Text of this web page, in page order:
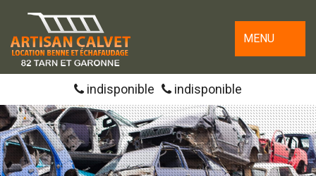
MENU
indisponible indisponible